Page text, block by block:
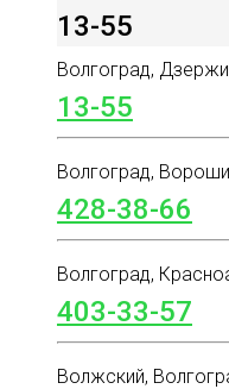
13-55
Волгоград,
13-55
Волгоград,
428-38-66
Волгоград,
403-33-57
Волжский,